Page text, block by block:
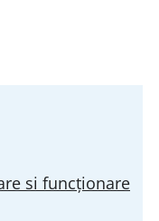
si funcționare